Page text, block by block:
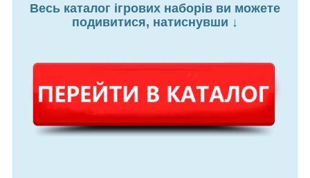
Весь каталог ігрових наборів ви можете
подивитися, натиснувши ↓